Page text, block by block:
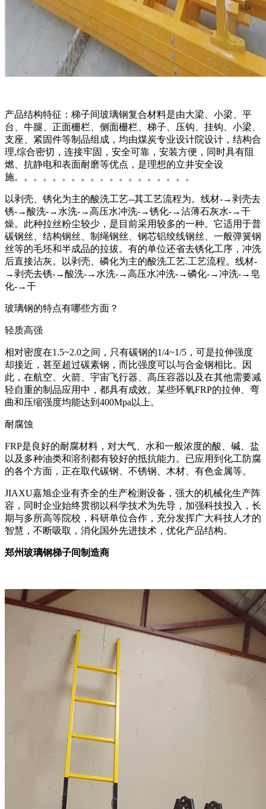
产品结构特征：梯子间玻璃钢复合材料是由大梁、小梁、平
台、牛腿、正面栅栏、侧面栅栏、梯子、压钩、挂钩、小梁、
支座、紧固件等制品组成，均由煤炭专业设计院设计，结构合
理,综合密切，连接牢固，安全可靠，安装方便，同时具有阻
燃、抗静电和表面耐磨等优点，是理想的立井安全设
施。。。。。。。。。。。。。。。。。。。
以剥壳、锈化为主的酸洗工艺--其工艺流程为。线材-→剥壳去
锈-→酸洗-→水洗-→高压水冲洗-→锈化-→沾薄石灰水-→干
燥。此种拉丝粉尘较少，是目前采用较多的一种。它适用于普
碳钢丝、结构钢丝、制绳钢丝、钢芯铝绞线钢丝、一般弹簧钢
丝等的毛坯和半成品的拉拔。有的单位还省去锈化工序，冲洗
后直接沾灰。以剥壳、磷化为主的酸洗工艺.工艺流程。线材-
→剥壳去锈-→酸洗-→水洗-→高压水冲洗-→磷化-→冲洗-→皂
化-→干
玻璃钢的特点有哪些方面？
轻质高强
相对密度在1.5~2.0之间，只有碳钢的1/4~1/5，可是拉伸强度
却接近，甚至超过碳素钢，而比强度可以与合金钢相比。因
此，在航空、火箭、宇宙飞行器、高压容器以及在其他需要减
轻自重的制品应用中，都具有成效。某些环氧FRP的拉伸、弯
曲和压缩强度均能达到400Mpa以上。
耐腐蚀
FRP是良好的耐腐材料，对大气、水和一般浓度的酸、碱、盐
以及多种油类和溶剂都有较好的抵抗能力。已应用到化工防腐
的各个方面，正在取代碳钢、不锈钢、木材、有色金属等。
JIAXU嘉旭企业有齐全的生产检测设备，强大的机械化生产阵
容，同时企业始终贯彻以科学技术为先导，加强科技投入，长
期与多所高等院校，科研单位合作，充分发挥广大科技人才的
智慧，不断吸取，消化国外先进技术，优化产品结构。
郑州玻璃钢梯子间制造商